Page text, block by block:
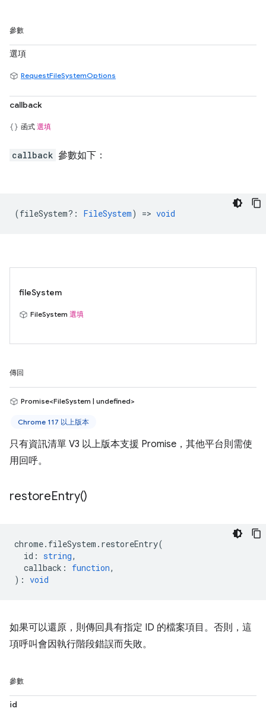
參數
選項
RequestFileSystemOptions
callback
函式 選填
callback 參數如下：
(fileSystem? : FileSystem) => void
fileSystem
FileSystem 選填
傳回
Promise<FileSystem | undefined>
Chrome 117 以上版本
只有資訊清單 V3 以上版本支援 Promise，其他平台則需使
用回呼。
restoreEntry()
chrome. fileSystem . restoreEntry(
id : string,
callback : function,
) : void
如果可以還原，則傳回具有指定 ID 的檔案項目。否則，這
項呼叫會因執行階段錯誤而失敗。
參數
id